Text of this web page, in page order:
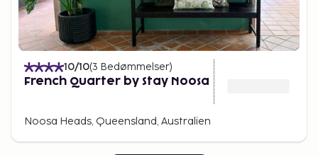
10/10(3 Bedømmelser)
French Quarter by Stay Noosa
Noosa Heads, Queensland, Australien